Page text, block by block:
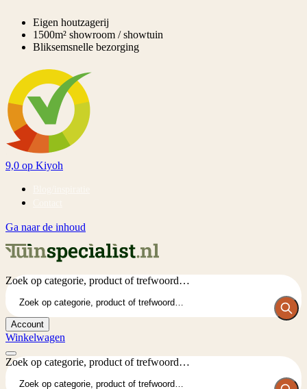
Eigen houtzagerij
1500m² showroom / showtuin
Bliksemsnelle bezorging
9,0 op Kiyoh
Ga naar de inhoud
Zoek op categorie, product of trefwoord…
Account
Winkelwagen
Zoek op categorie, product of trefwoord…